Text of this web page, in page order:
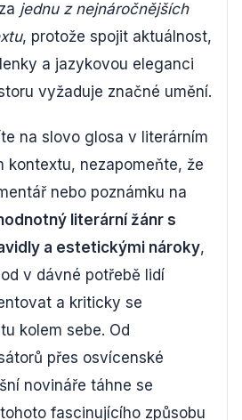
jednu z nejnáročnějších
, protože spojit aktuálnost,
a jazykovou eleganci
vyžaduje značné umění.
na slovo glosa v literárním
kontextu, nezapomeňte, že
nebo poznámku na
literární žánr s
a estetickými nároky,
v dávné potřebě lidí
a kriticky se
kolem sebe. Od
přes osvícenské
novináře táhne se
fascinujícího způsobu